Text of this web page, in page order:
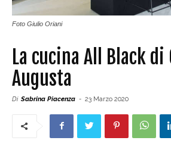
Foto Giulio Oriani
La cucina All Black di
Augusta
Di Sabrina Piacenza - 23 Marzo 2020